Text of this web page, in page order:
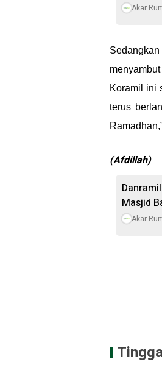
Akar
Koramil ini
terus
(Afdillah)
Masjid
Akar